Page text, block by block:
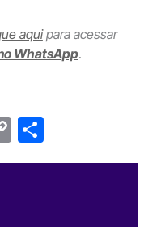
aquipara acessar
WhatsApp.
C
o
S
h